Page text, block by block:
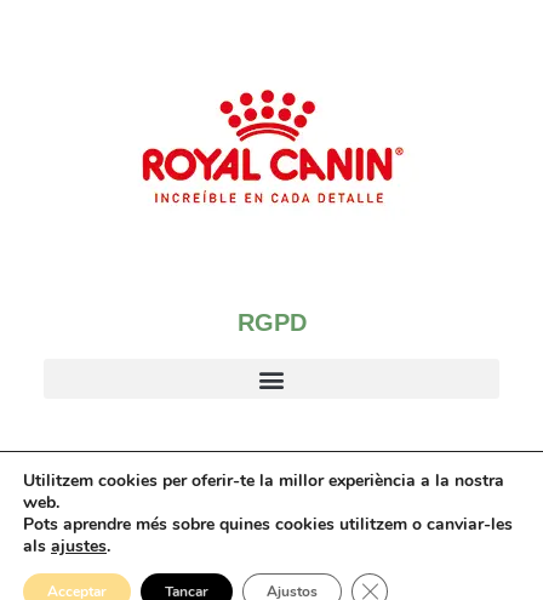
RGPD
SOLUTIONS
Utilitzem cookies per oferir-te la millor experiència a la nostra
web.
Pots aprendre més sobre quines cookies utilitzem o canviar-les
als ajustes.
Acceptar Tancar Ajustos Cerrar el banner